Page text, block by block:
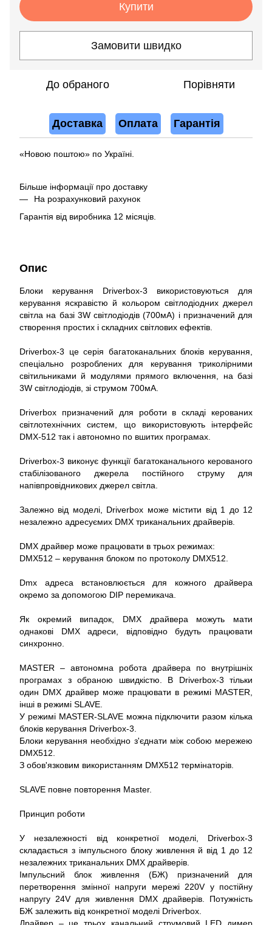
Купити
Замовити швидко
До обраного Порівняти
Доставка Оплата Гарантія
«Новою поштою» по Україні.
Більше інформації про доставку
На розрахунковий рахунок
Гарантія від виробника 12 місяців.
Опис
Блоки керування Driverbox-3 використовуються для
керування яскравістю й кольором світлодіодних джерел
світла на базі 3W світлодіодів (700мА) і призначений для
створення простих і складних світлових ефектів.
Driverbox-3 це серія багатоканальних блоків керування,
спеціально розроблених для керування триколірними
світильниками й модулями прямого включення, на базі
3W світлодіодів, зі струмом 700мА.
Driverbox призначений для роботи в складі керованих
світлотехнічних систем, що використовують інтерфейс
DMX-512 так і автономно по вшитих програмах.
Driverbox-3 виконує функції багатоканального керованого
стабілізованого джерела постійного струму для
напівпровідникових джерел світла.
Залежно від моделі, Driverbox може містити від 1 до 12
незалежно адресуємих DMX триканальних драйверів.
DMX драйвер може працювати в трьох режимах:
DMX512 – керування блоком по протоколу DMX512.
Dmx адреса встановлюється для кожного драйвера
окремо за допомогою DIP перемикача.
Як окремий випадок, DMX драйвера можуть мати
однакові DMX адреси, відповідно будуть працювати
синхронно.
MASTER – автономна робота драйвера по внутрішніх
програмах з обраною швидкістю. В Driverbox-3 тільки
один DMX драйвер може працювати в режимі MASTER,
інші в режимі SLAVE.
У режимі MASTER-SLAVE можна підключити разом кілька
блоків керування Driverbox-3.
Блоки керування необхідно з'єднати між собою мережею
DMX512.
З обов'язковим використанням DMX512 термінаторів.
SLAVE повне повторення Master.
Принцип роботи
У незалежності від конкретної моделі, Driverbox-3
складається з імпульсного блоку живлення й від 1 до 12
незалежних триканальних DMX драйверів.
Імпульсний блок живлення (БЖ) призначений для
перетворення змінної напруги мережі 220V у постійну
напругу 24V для живлення DMX драйверів. Потужність
БЖ залежить від конкретної моделі Driverbox.
Драйвер – це трьох канальний струмовий LED димер